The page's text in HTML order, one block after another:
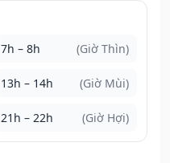
7h – 8h (Giờ Thìn)
13h – 14h (Giờ Mùi)
21h – 22h (Giờ Hợi)